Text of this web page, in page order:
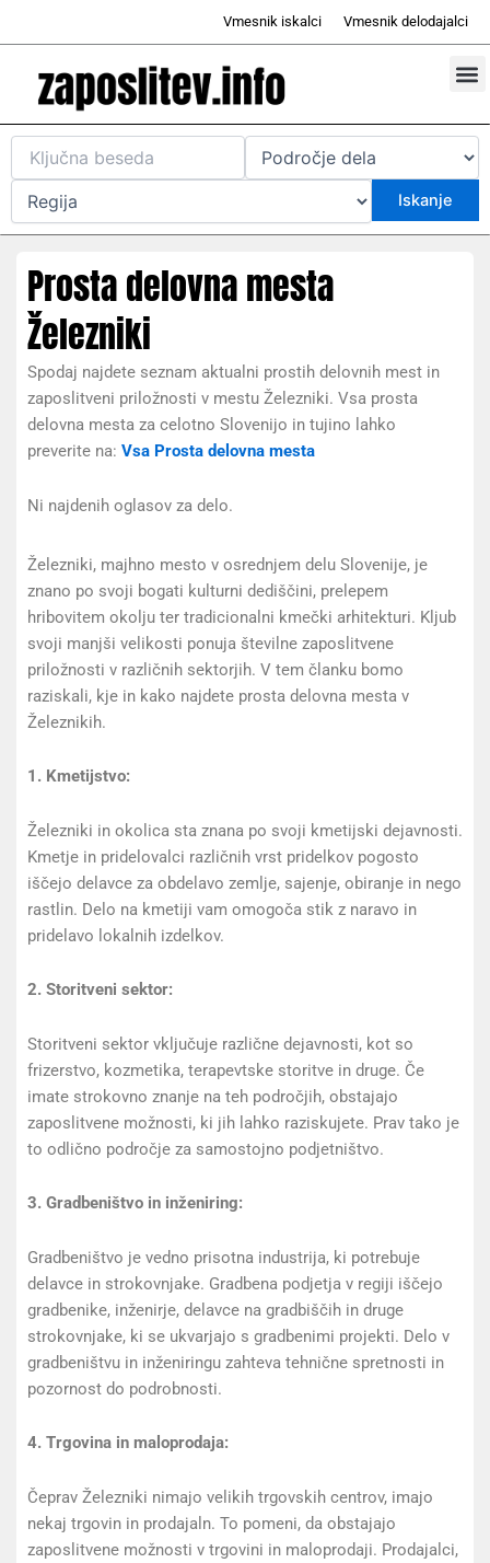
Vmesnik iskalci Vmesnik delodajalci
Prosta delovna mesta
Železniki
Spodaj najdete seznam aktualni prostih delovnih mest in
zaposlitveni priložnosti v mestu Železniki. Vsa prosta
delovna mesta za celotno Slovenijo in tujino lahko
preverite na: Vsa Prosta delovna mesta
Ni najdenih oglasov za delo.
Železniki, majhno mesto v osrednjem delu Slovenije, je
znano po svoji bogati kulturni dediščini, prelepem
hribovitem okolju ter tradicionalni kmečki arhitekturi. Kljub
svoji manjši velikosti ponuja številne zaposlitvene
priložnosti v različnih sektorjih. V tem članku bomo
raziskali, kje in kako najdete prosta delovna mesta v
Železnikih.
1. Kmetijstvo:
Železniki in okolica sta znana po svoji kmetijski dejavnosti.
Kmetje in pridelovalci različnih vrst pridelkov pogosto
iščejo delavce za obdelavo zemlje, sajenje, obiranje in nego
rastlin. Delo na kmetiji vam omogoča stik z naravo in
pridelavo lokalnih izdelkov.
2. Storitveni sektor:
Storitveni sektor vključuje različne dejavnosti, kot so
frizerstvo, kozmetika, terapevtske storitve in druge. Če
imate strokovno znanje na teh področjih, obstajajo
zaposlitvene možnosti, ki jih lahko raziskujete. Prav tako je
to odlično področje za samostojno podjetništvo.
3. Gradbeništvo in inženiring:
Gradbeništvo je vedno prisotna industrija, ki potrebuje
delavce in strokovnjake. Gradbena podjetja v regiji iščejo
gradbenike, inženirje, delavce na gradbiščih in druge
strokovnjake, ki se ukvarjajo s gradbenimi projekti. Delo v
gradbeništvu in inženiringu zahteva tehnične spretnosti in
pozornost do podrobnosti.
4. Trgovina in maloprodaja:
Čeprav Železniki nimajo velikih trgovskih centrov, imajo
nekaj trgovin in prodajaln. To pomeni, da obstajajo
zaposlitvene možnosti v trgovini in maloprodaji. Prodajalci,